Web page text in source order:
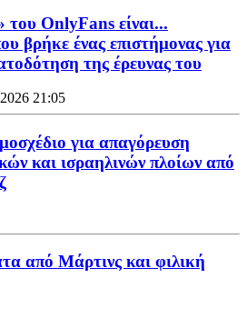
του OnlyFans είναι...
βρήκε ένας επιστήμονας για
της έρευνας του
21:05
για απαγόρευση
και ισραηλινών πλοίων από
από Μάρτινς και φιλική